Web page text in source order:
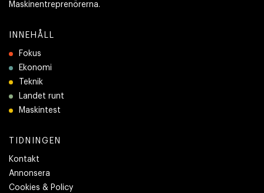
Maskinentreprenörerna.
INNEHÅLL
Fokus
Ekonomi
Teknik
Landet runt
Maskintest
TIDNINGEN
Kontakt
Annonsera
Cookies & Policy